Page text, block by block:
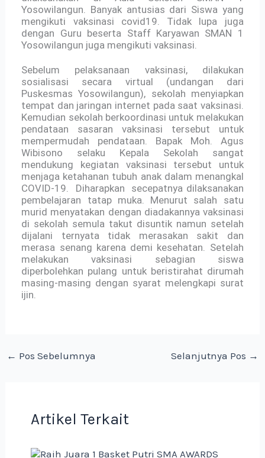
Yosowilangun. Banyak antusias dari Siswa yang
mengikuti vaksinasi covid19. Tidak lupa juga
dengan Guru beserta Staff Karyawan SMAN 1
Yosowilangun juga mengikuti vaksinasi.
Sebelum pelaksanaan vaksinasi, dilakukan
sosialisasi secara virtual (undangan dari
Puskesmas Yosowilangun), sekolah menyiapkan
tempat dan jaringan internet pada saat vaksinasi.
Kemudian sekolah berkoordinasi untuk melakukan
pendataan sasaran vaksinasi tersebut untuk
mempermudah pendataan. Bapak Moh. Agus
Wibisono selaku Kepala Sekolah sangat
mendukung kegiatan vaksinasi tersebut untuk
menjaga ketahanan tubuh anak dalam menangkal
COVID-19. Diharapkan secepatnya dilaksanakan
pembelajaran tatap muka. Menurut salah satu
murid menyatakan dengan diadakannya vaksinasi
di sekolah semula takut disuntik namun setelah
dijalani ternyata tidak merasakan sakit dan
merasa senang karena demi kesehatan. Setelah
melakukan vaksinasi sebagian siswa
diperbolehkan pulang untuk beristirahat dirumah
masing-masing dengan syarat melengkapi surat
ijin.
← Pos Sebelumnya Selanjutnya Pos →
Artikel Terkait